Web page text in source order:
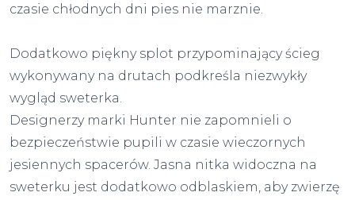
czasie chłodnych dni pies nie marznie.
Dodatkowo piękny splot przypominający ścieg
wykonywany na drutach podkreśla niezwykły
wygląd sweterka.
Designerzy marki Hunter nie zapomnieli o
bezpieczeństwie pupili w czasie wieczornych
jesiennych spacerów. Jasna nitka widoczna na
sweterku jest dodatkowo odblaskiem, aby zwierzę